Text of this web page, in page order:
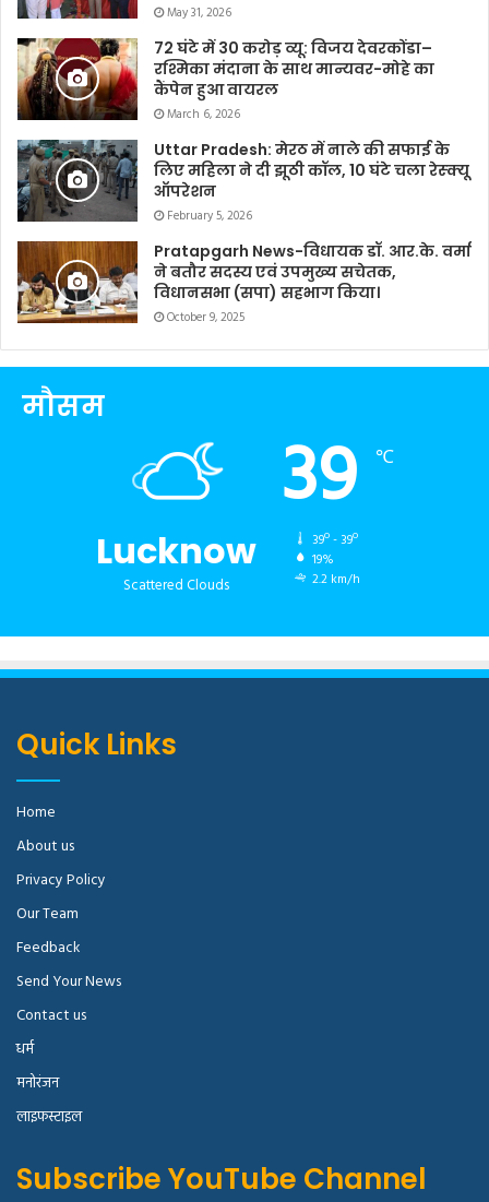
May 31, 2026
72 घंटे में 30 करोड़ व्यू: विजय देवरकोंडा–
रश्मिका मंदाना के साथ मान्यवर-मोहे का
कैंपेन हुआ वायरल
March 6, 2026
Uttar Pradesh: मेरठ में नाले की सफाई के
लिए महिला ने दी झूठी कॉल, 10 घंटे चला रेस्क्यू
ऑपरेशन
February 5, 2026
Pratapgarh News-विधायक डॉ. आर.के. वर्मा
ने बतौर सदस्य एवं उपमुख्य सचेतक,
विधानसभा (सपा) सहभाग किया।
October 9, 2025
मौसम
Lucknow
Scattered Clouds
39 ℃
39º - 39º
19%
2.2 km/h
Quick Links
Home
About us
Privacy Policy
Our Team
Feedback
Send Your News
Contact us
धर्म
मनोरंजन
लाइफस्टाइल
Subscribe YouTube Channel